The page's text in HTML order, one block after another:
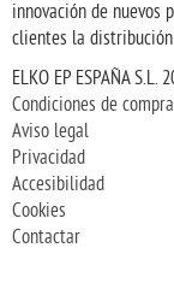
innovación de nuevos
clientes la
ELKO EP ESPAÑA S.L.
Condiciones de compra
Aviso legal
Privacidad
Accesibilidad
Cookies
Contactar